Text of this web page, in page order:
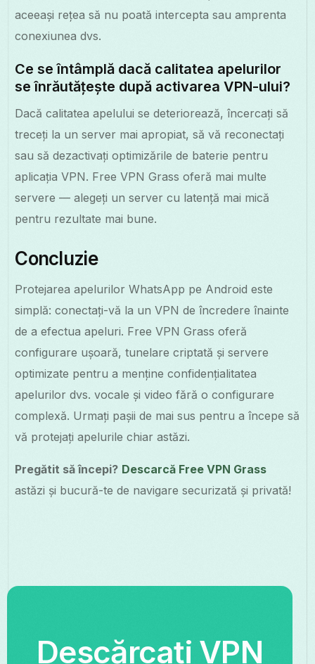
aceeași rețea să nu poată intercepta sau amprenta
conexiunea dvs.
Ce se întâmplă dacă calitatea apelurilor
se înrăutățește după activarea VPN-ului?
Dacă calitatea apelului se deteriorează, încercați să
treceți la un server mai apropiat, să vă reconectați
sau să dezactivați optimizările de baterie pentru
aplicația VPN. Free VPN Grass oferă mai multe
servere — alegeți un server cu latență mai mică
pentru rezultate mai bune.
Concluzie
Protejarea apelurilor WhatsApp pe Android este
simplă: conectați-vă la un VPN de încredere înainte
de a efectua apeluri. Free VPN Grass oferă
configurare ușoară, tunelare criptată și servere
optimizate pentru a menține confidențialitatea
apelurilor dvs. vocale și video fără o configurare
complexă. Urmați pașii de mai sus pentru a începe să
vă protejați apelurile chiar astăzi.
Pregătit să începi? Descarcă Free VPN Grass
astăzi și bucură-te de navigare securizată și privată!
Descărcați VPN